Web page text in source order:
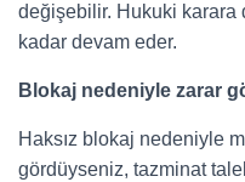
değişebilir. Hukuki karara
kadar devam eder.
Blokaj nedeniyle zarar
Haksız blokaj nedeniyle
gördüyseniz, tazminat